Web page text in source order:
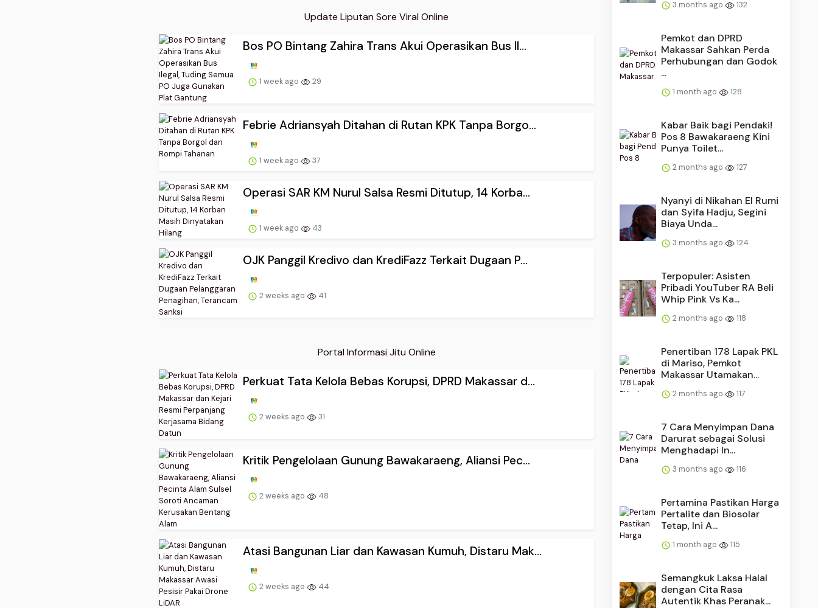
Update Liputan Sore Viral Online
Bos PO Bintang Zahira Trans Akui Operasikan Bus Il...
1 week ago 29
Febrie Adriansyah Ditahan di Rutan KPK Tanpa Borgo...
1 week ago 37
Operasi SAR KM Nurul Salsa Resmi Ditutup, 14 Korba...
1 week ago 43
OJK Panggil Kredivo dan KrediFazz Terkait Dugaan P...
2 weeks ago 41
Portal Informasi Jitu Online
Perkuat Tata Kelola Bebas Korupsi, DPRD Makassar d...
2 weeks ago 31
Kritik Pengelolaan Gunung Bawakaraeng, Aliansi Pec...
2 weeks ago 48
Atasi Bangunan Liar dan Kawasan Kumuh, Distaru Mak...
2 weeks ago 44
3 months ago 132
Pemkot dan DPRD
Makassar Sahkan Perda
Perhubungan dan Godok
...
1 month ago 128
Kabar Baik bagi Pendaki!
Pos 8 Bawakaraeng Kini
Punya Toilet...
2 months ago 127
Nyanyi di Nikahan El Rumi
dan Syifa Hadju, Segini
Biaya Unda...
3 months ago 124
Terpopuler: Asisten
Pribadi YouTuber RA Beli
Whip Pink Vs Ka...
2 months ago 118
Penertiban 178 Lapak PKL
di Mariso, Pemkot
Makassar Utamakan...
2 months ago 117
​​7 Cara Menyimpan Dana
Darurat sebagai Solusi
Menghadapi In...
3 months ago 116
Pertamina Pastikan Harga
Pertalite dan Biosolar
Tetap, Ini A...
1 month ago 115
Semangkuk Laksa Halal
dengan Cita Rasa
Autentik Khas Peranak...